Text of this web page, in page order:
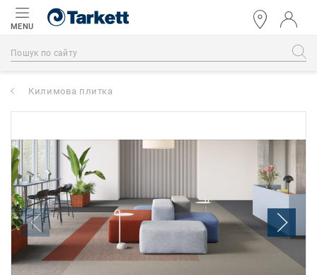
MENU
Килимова плитка